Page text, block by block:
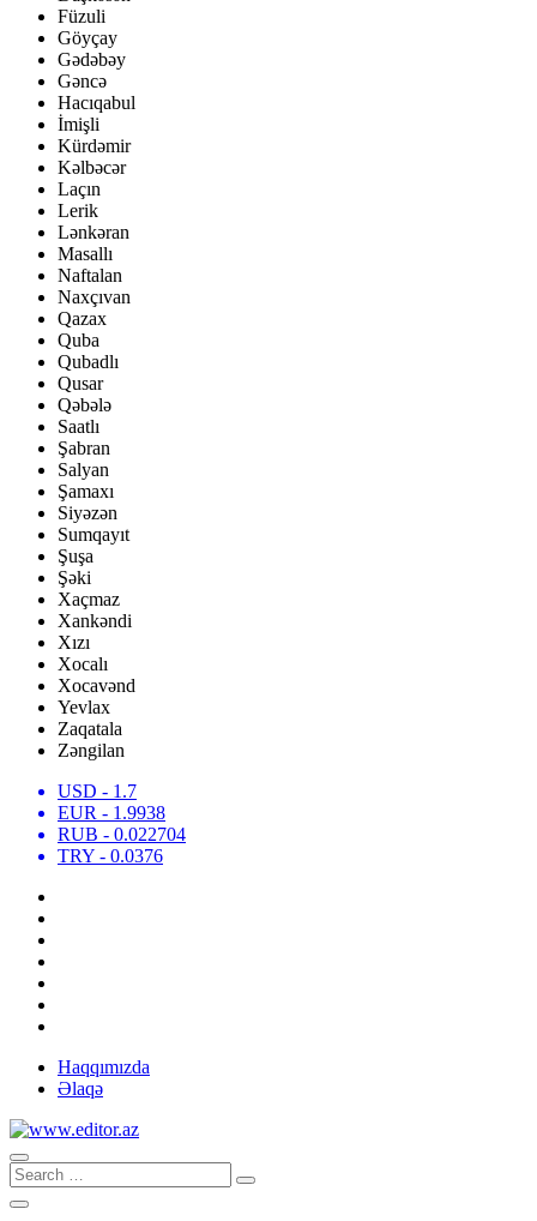
Füzuli
Göyçay
Gədəbəy
Gəncə
Hacıqabul
İmişli
Kürdəmir
Kəlbəcər
Laçın
Lerik
Lənkəran
Masallı
Naftalan
Naxçıvan
Qazax
Quba
Qubadlı
Qusar
Qəbələ
Saatlı
Şabran
Salyan
Şamaxı
Siyəzən
Sumqayıt
Şuşa
Şəki
Xaçmaz
Xankəndi
Xızı
Xocalı
Xocavənd
Yevlax
Zaqatala
Zəngilan
USD - 1.7
EUR - 1.9938
RUB - 0.022704
TRY - 0.0376
Haqqımızda
Əlaqə